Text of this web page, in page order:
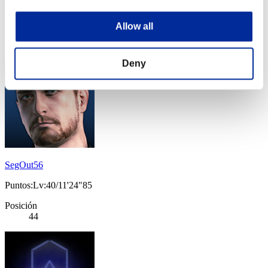
Allow all
Deny
Puntos: -
43
SegOut56
Puntos:Lv:40/11'24"85
Posición
44